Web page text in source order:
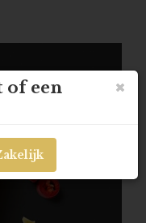
of een